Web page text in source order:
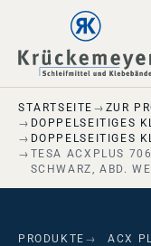
Skip to main
Skip to main content
Skip to page footer
STARTSEITE
ZUR
DOPPELSEITIGES
DOPPELSEITIGES
TESA ACXPLUS
SCHWARZ, ABD.
PRODUKTE
ACX